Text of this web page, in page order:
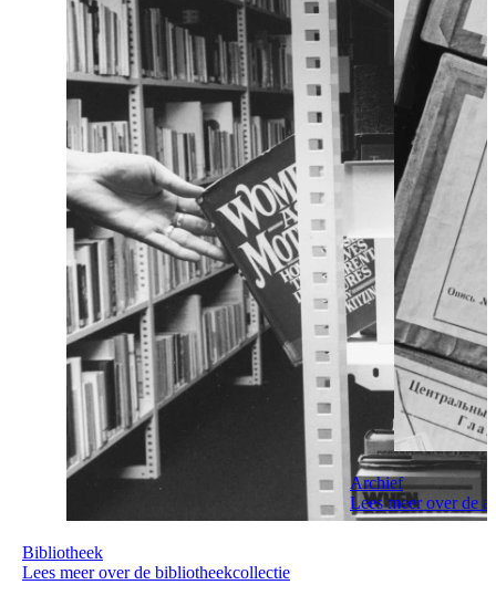
Bibliotheek
Lees meer over de bibliotheekcollectie
Archief
Lees meer over de